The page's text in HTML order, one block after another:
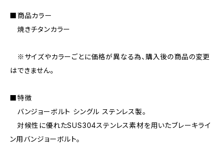
■商品カラー
焼きチタンカラー
※サイズやカラーごとに価格が異なる為、購入後の商品の変更
はできません。
■特徴
バンジョーボルト シングル ステンレス製。
対候性に優れたSUS304ステンレス素材を用いたブレーキライ
ン用バンジョーボルト。